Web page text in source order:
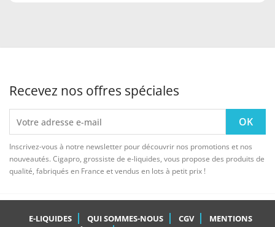
Recevez nos offres spéciales
Inscrivez-vous à notre newsletter pour découvrir nos promotions et nos
nouveautés. Cigapro, grossiste de e-liquides, vous propose des produits de
qualité, fabriqués en France et vendus en lots à petit prix !
E-LIQUIDES QUI SOMMES-NOUS CGV
MENTIONS